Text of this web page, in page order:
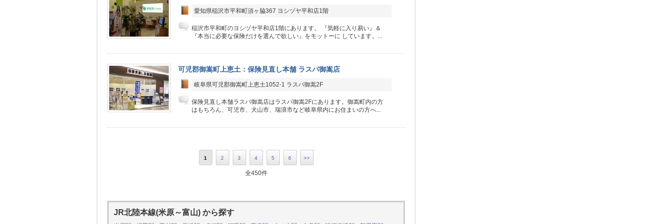
愛知県稲沢市平和町須ヶ脇367 ヨシヅヤ平和店1階
稲沢市平和町のヨシヅヤ平和店1階にあります。 『気軽に入り易い』＆
『本当に必要な保険だけを選んで欲しい』をモットーに しています。...
可児郡御嵩町上恵土：保険見直し本舗 ラスパ御嵩店
岐阜県可児郡御嵩町上恵土1052-1 ラスパ御嵩2F
保険見直し本舗ラスパ御嵩店はラスパ御嵩2Fにあります。御嵩町内の方
はもちろん、可児市、犬山市、瑞浪市など岐阜県内にお住まいの方へ...
1 2 3 4 5 6 >>
全450件
JR北陸本線(米原～富山) から探す